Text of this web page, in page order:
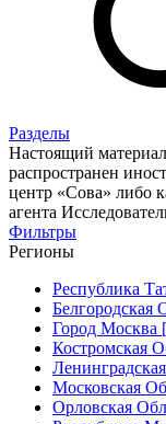
Разделы
Настоящий
распространен
центр «Сова» либо
агента
Фильтры
Регионы
Республика
Белгородская
Город Москва
Костромская
Московская
Орловская